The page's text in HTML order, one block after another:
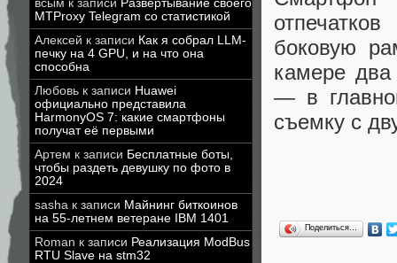
всым к записи Развёртывание своего
MTProxy Telegram со статистикой
Алексей к записи Как я собрал LLM-
печку на 4 GPU, и на что она
способна
Любовь к записи Huawei
официально представила
HarmonyOS 7: какие смартфоны
получат её первыми
Артем к записи Бесплатные боты,
чтобы раздеть девушку по фото в
2024
sasha к записи Майнинг биткоинов
на 55-летнем ветеране IBM 1401
Roman к записи Реализация ModBus
RTU Slave на stm32
боковую
камере два
— в
съемку с
Поделиться…